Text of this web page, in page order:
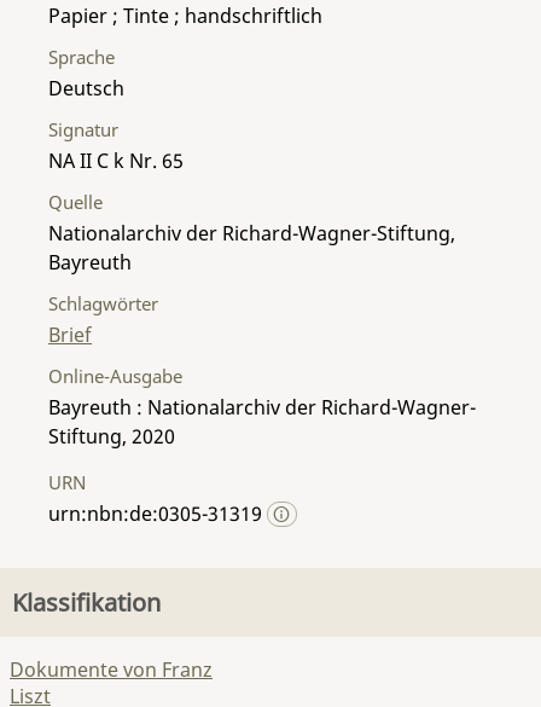
Papier ; Tinte ; handschriftlich
Sprache
Deutsch
Signatur
NA II C k Nr. 65
Quelle
Nationalarchiv der Richard-Wagner-Stiftung,
Bayreuth
Schlagwörter
Brief
Online-Ausgabe
Bayreuth : Nationalarchiv der Richard-Wagner-
Stiftung, 2020
URN
urn:nbn:de:0305-31319
Klassifikation
Dokumente von Franz
Liszt